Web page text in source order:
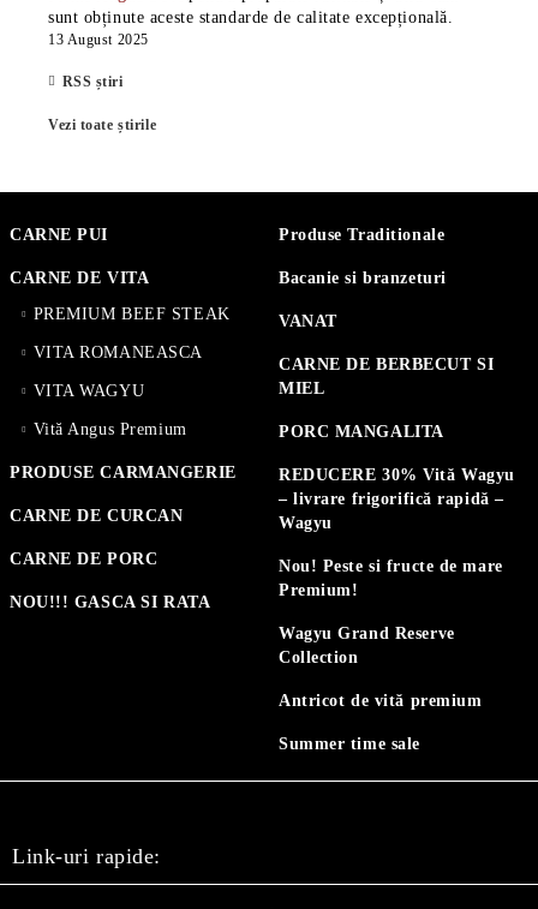
sunt obținute aceste standarde de calitate excepțională.
13 August 2025
RSS știri
Vezi toate știrile
CARNE PUI
CARNE DE VITA
PREMIUM BEEF STEAK
VITA ROMANEASCA
VITA WAGYU
Vită Angus Premium
PRODUSE CARMANGERIE
CARNE DE CURCAN
CARNE DE PORC
NOU!!! GASCA SI RATA
Produse Traditionale
Bacanie si branzeturi
VANAT
CARNE DE BERBECUT SI
MIEL
PORC MANGALITA
REDUCERE 30% Vită Wagyu
– livrare frigorifică rapidă –
Wagyu
Nou! Peste si fructe de mare
Premium!
Wagyu Grand Reserve
Collection
Antricot de vită premium
Summer time sale
Link-uri rapide: